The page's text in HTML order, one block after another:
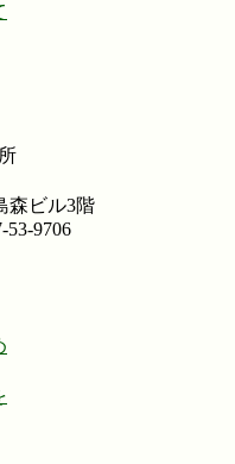
森ビル3階
53-9706